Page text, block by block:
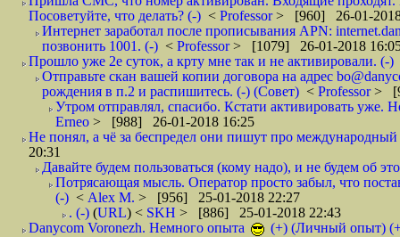
Посоветуйте, что делать? (-) < Professor> [960] 26-01-
Интернет заработал после прописывания APN:
позвонить 1001. (-) < Professor> [1079] 26-01-2018
Прошло уже 2е суток, а крту мне так и не активировали. (-)
Отправьте скан вашей копии договора на адрес
рождения в п.2 и распишитесь. (-) (Совет) < Professor>
Утром отправлял, спасибо. Кстати активировать уже.
Erneo > [988] 26-01-2018 16:25
Не понял, а чё за беспредел они пишут про
20:31
Давайте будем пользоваться (кому надо), и не будем об
Потрясающая мысль. Оператор просто забыл, что
(-) < Alex M. > [956] 25-01-2018 22:27
. (-) (URL) < SKH > [886] 25-01-2018 22:43
Danycom Voronezh. Немного опыта
(+) (Личный опыт)